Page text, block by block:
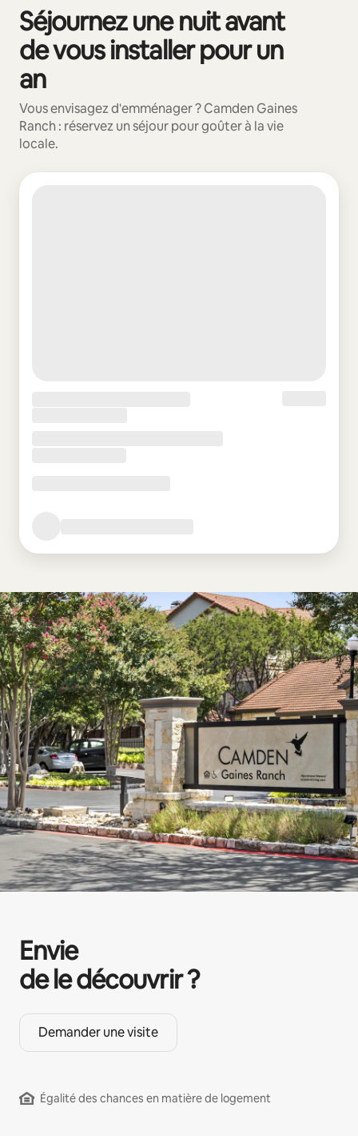
Séjournez une nuit avant
de vous installer pour un
an
Vous envisagez d'emménager ? Camden Gaines
Ranch : réservez un séjour pour goûter à la vie
locale.
0 sur 0 élément visible
Envie
de le découvrir ?
Demander une visite
Égalité des chances en matière de logement